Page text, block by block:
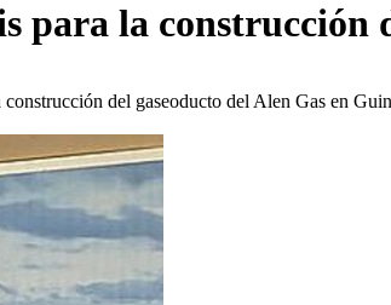
para la construcción
del gaseoducto del Alen Gas en